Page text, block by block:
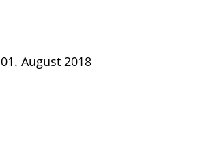
01. August 2018